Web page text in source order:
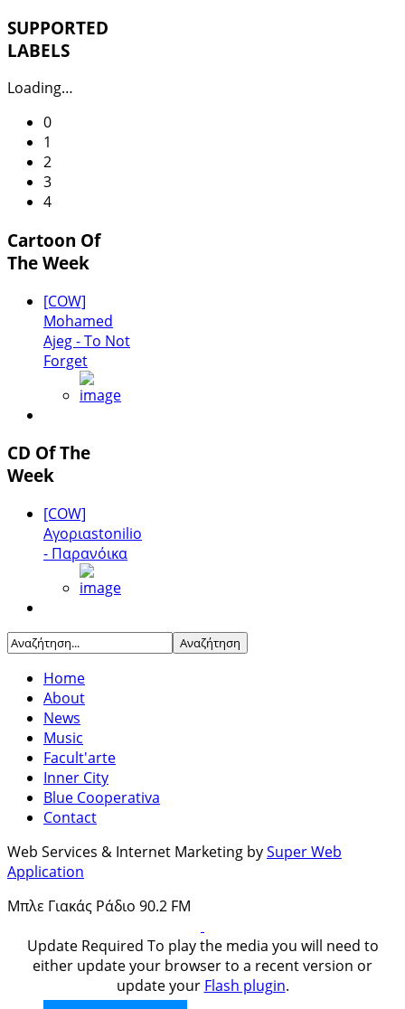
SUPPORTED
LABELS
Loading…
0
1
2
3
4
Cartoon Of
The Week
[COW]
Mohamed
Ajeg - To Not
Forget
CD Of The
Week
[COW]
Αγοριαstonilio
- Παρανόικα
Home
About
News
Music
Facult'arte
Inner City
Blue Cooperativa
Contact
Web Services & Internet Marketing bySuper Web
Application
Μπλε Γιακάς Ράδιο 90.2 FM
Update Required To play the media you will need to
either update your browser to a recent version or
update your Flash plugin.